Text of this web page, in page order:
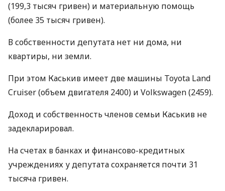
(199,3 тысяч гривен) и материальную помощь
(более 35 тысяч гривен).
В собственности депутата нет ни дома, ни
квартиры, ни земли.
При этом Каськив имеет две машины Toyota Land
Cruiser (объем двигателя 2400) и Volkswagen (2459).
Доход и собственность членов семьи Каськив не
задекларировал.
На счетах в банках и финансово-кредитных
учреждениях у депутата сохраняется почти 31
тысяча гривен.